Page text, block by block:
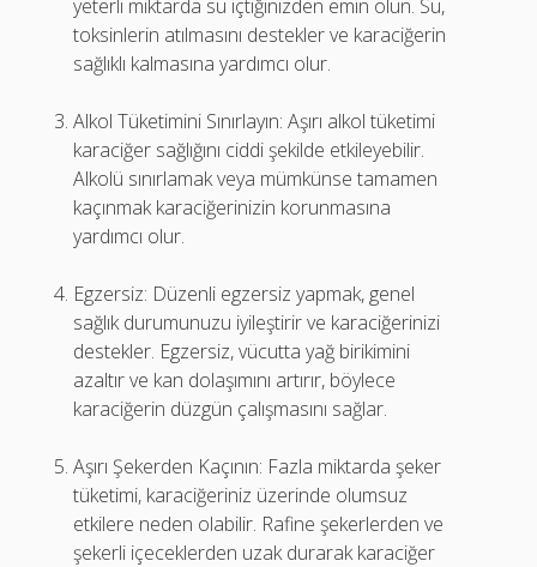
yeterli miktarda su içtiğinizden emin olun. Su,
toksinlerin atılmasını destekler ve karaciğerin
sağlıklı kalmasına yardımcı olur.
Alkol Tüketimini Sınırlayın: Aşırı alkol tüketimi
karaciğer sağlığını ciddi şekilde etkileyebilir.
Alkolü sınırlamak veya mümkünse tamamen
kaçınmak karaciğerinizin korunmasına
yardımcı olur.
Egzersiz: Düzenli egzersiz yapmak, genel
sağlık durumunuzu iyileştirir ve karaciğerinizi
destekler. Egzersiz, vücutta yağ birikimini
azaltır ve kan dolaşımını artırır, böylece
karaciğerin düzgün çalışmasını sağlar.
Aşırı Şekerden Kaçının: Fazla miktarda şeker
tüketimi, karaciğeriniz üzerinde olumsuz
etkilere neden olabilir. Rafine şekerlerden ve
şekerli içeceklerden uzak durarak karaciğer